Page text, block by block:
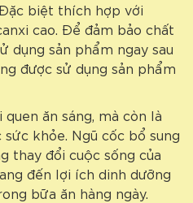
biệt thích hợp với
cao. Để đảm bảo chất
dụng sản phẩm ngay sau
được sử dụng sản phẩm
ăn sáng, mà còn là
khỏe. Ngũ cốc bổ sung
thay đổi cuộc sống của
đến lợi ích dinh dưỡng
bữa ăn hàng ngày.